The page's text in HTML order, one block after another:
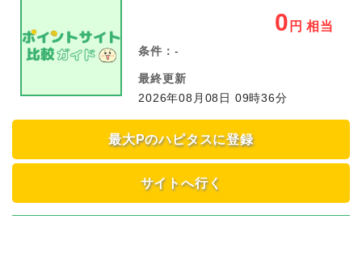
0 円 相当
条件： -
最終更新
2026年08月08日 09時36分
最大Pのハピタスに登録
サイトへ行く